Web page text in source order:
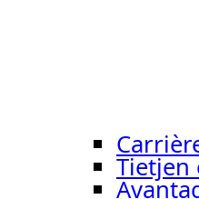
Tietjen